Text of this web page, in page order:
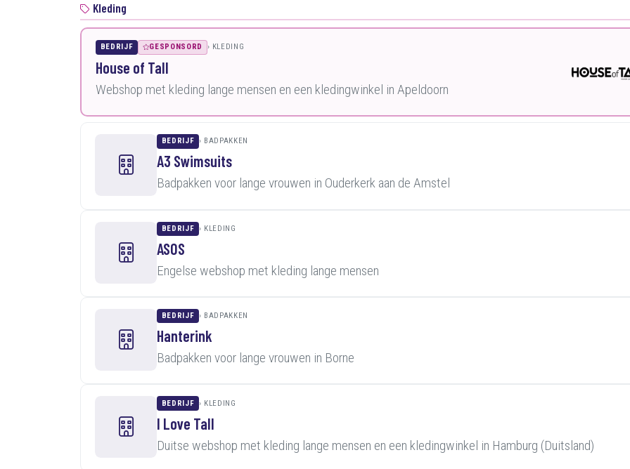
Kleding
BEDRIJF GESPONSORD KLEDING
House of Tall
Webshop met kleding lange mensen en een kledingwinkel in Apeldoorn
BEDRIJF BADPAKKEN
A3 Swimsuits
Badpakken voor lange vrouwen in Ouderkerk aan de Amstel
BEDRIJF KLEDING
ASOS
Engelse webshop met kleding lange mensen
BEDRIJF BADPAKKEN
Hanterink
Badpakken voor lange vrouwen in Borne
BEDRIJF KLEDING
I Love Tall
Duitse webshop met kleding lange mensen en een kledingwinkel in Hamburg (Duitsland)